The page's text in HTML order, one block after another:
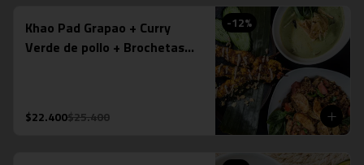
-12%
Khao Pad Grapao + Curry
Verde de pollo + Brochetas
$22.400$25.400